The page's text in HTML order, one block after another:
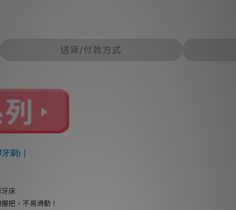
送貨/付款方式
牙刷)
床
把，不易滑動！